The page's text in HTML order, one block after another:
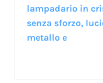
lampadario in
senza sforzo,
metallo e